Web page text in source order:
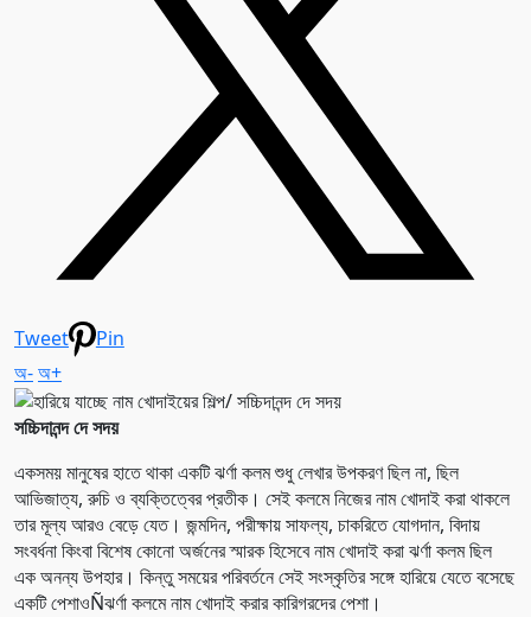
Tweet
Pin
অ-অ+
সচ্চিদানন্দ দে সদয়
একসময় মানুষের হাতে থাকা একটি ঝর্ণা কলম শুধু লেখার উপকরণ ছিল না, ছিল
আভিজাত্য, রুচি ও ব্যক্তিত্বের প্রতীক। সেই কলমে নিজের নাম খোদাই করা থাকলে
তার মূল্য আরও বেড়ে যেত। জন্মদিন, পরীক্ষায় সাফল্য, চাকরিতে যোগদান, বিদায়
সংবর্ধনা কিংবা বিশেষ কোনো অর্জনের স্মারক হিসেবে নাম খোদাই করা ঝর্ণা কলম ছিল
এক অনন্য উপহার। কিন্তু সময়ের পরিবর্তনে সেই সংস্কৃতির সঙ্গে হারিয়ে যেতে বসেছে
একটি পেশাওÑঝর্ণা কলমে নাম খোদাই করার কারিগরদের পেশা।